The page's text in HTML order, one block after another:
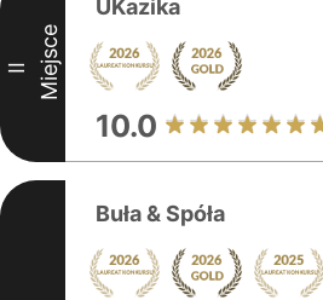
II Miejsce
UKazika
10.0
Buła & Spóła